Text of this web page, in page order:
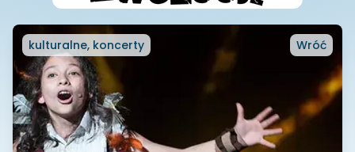
kulturalne, koncerty Wróć